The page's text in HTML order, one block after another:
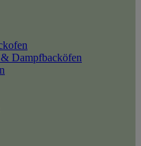
Dampfbacköfen